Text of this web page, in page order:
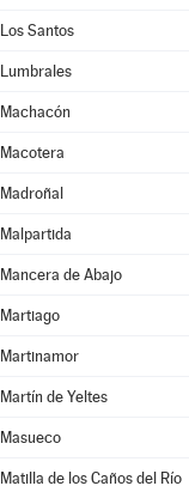
Los Santos
Lumbrales
Machacón
Macotera
Madroñal
Malpartida
Mancera de Abajo
Martiago
Martinamor
Martín de Yeltes
Masueco
Matilla de los Caños del Río